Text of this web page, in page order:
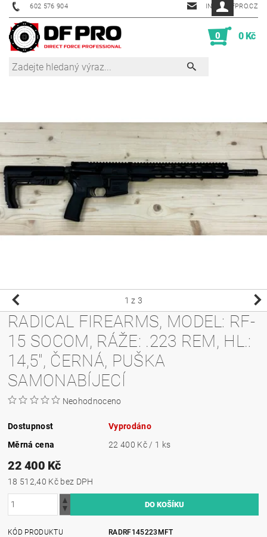
602 576 904 INFO@DFPRO.CZ
0 0 Kč
1 z 3
RADICAL FIREARMS, MODEL: RF-
15 SOCOM, RÁŽE: .223 REM, HL.:
14,5", ČERNÁ, PUŠKA
SAMONABÍJECÍ
Neohodnoceno
Dostupnost
Vyprodáno
Měrná cena
22 400 Kč / 1 ks
22 400 Kč
18 512,40 Kč bez DPH
KÓD PRODUKTU
RADRF145223MFT